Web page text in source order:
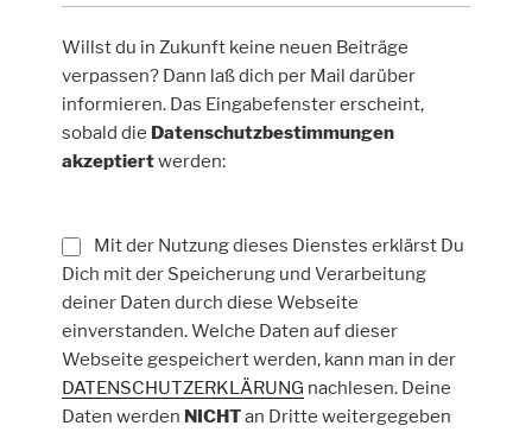
Willst du in Zukunft keine neuen Beiträge
verpassen? Dann laß dich per Mail darüber
informieren. Das Eingabefenster erscheint,
sobald die Datenschutzbestimmungen
akzeptiertwerden:
Mit der Nutzung dieses Dienstes erklärst Du
Dich mit der Speicherung und Verarbeitung
deiner Daten durch diese Webseite
einverstanden. Welche Daten auf dieser
Webseite gespeichert werden, kann man in der
DATENSCHUTZERKLÄRUNG nachlesen. Deine
Daten werden NICHTan Dritte weitergegeben